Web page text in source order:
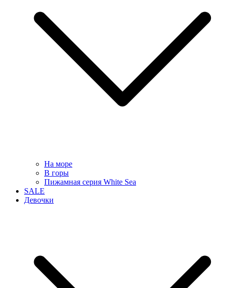
На море
В горы
Пижамная серия White Sea
SALE
Девочки